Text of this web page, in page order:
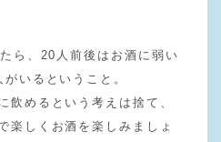
ら、20人前後はお酒に弱い
いるということ。
飲めるという考えは捨て、
楽しくお酒を楽しみましょ